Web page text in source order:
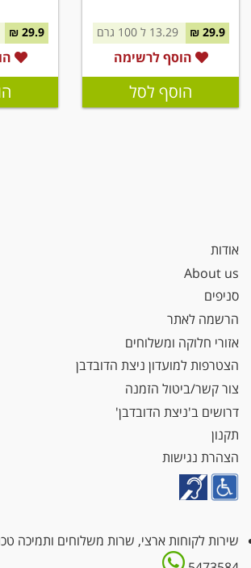
29.9 ₪ 13.29 ל 100 גרם
הוסף לרשימה
הוסף לסל
29.9 ₪
אודות
About us
סניפים
הרשמה לאתר
אזורי חלוקה ומשלוחים
הצטרפות למועדון ניצת הדובדבן
צור קשר/ביטול הזמנה
דרושים ב'ניצת הדובדבן'
תקנון
הצהרת נגישות
שירות לקוחות ארצי, שרות משלוחים ותמיכה